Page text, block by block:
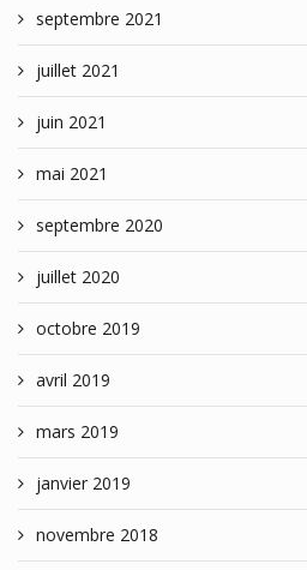
septembre 2021
juillet 2021
juin 2021
mai 2021
septembre 2020
juillet 2020
octobre 2019
avril 2019
mars 2019
janvier 2019
novembre 2018